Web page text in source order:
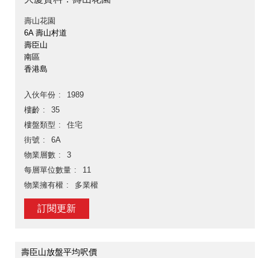
壽山花園
6A 壽山村道
壽臣山
南區
香港島
入伙年份
1989
樓齡
35
樓盤類型
住宅
街號
6A
物業層數
3
每層單位數量
11
物業擁有權
多業權
訂閱更新
壽臣山放盤平均呎價